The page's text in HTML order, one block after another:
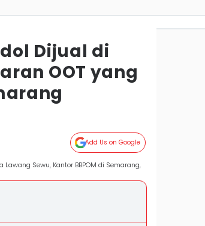
Dijual di
OOT yang
Add Us on Google
Sewu, Kantor BBPOM di Semarang,